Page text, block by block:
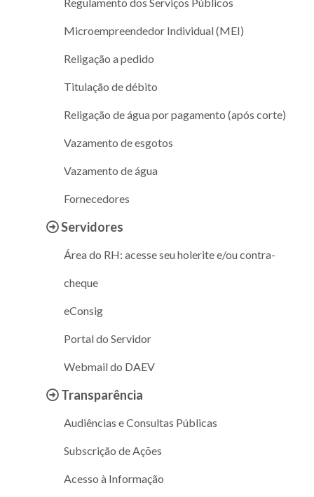
Microempreendedor Individual (MEI)
Religação a pedido
Titulação de débito
Religação de água por pagamento (após corte)
Vazamento de esgotos
Vazamento de água
Fornecedores
Servidores
Área do RH: acesse seu holerite e/ou contra-
cheque
eConsig
Portal do Servidor
Webmail do DAEV
Transparência
Audiências e Consultas Públicas
Subscrição de Ações
Acesso à Informação